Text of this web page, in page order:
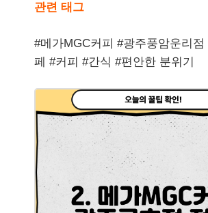
관련 태그
#메가MGC커피 #광주풍암운리
페 #커피 #간식 #편안한 분위기